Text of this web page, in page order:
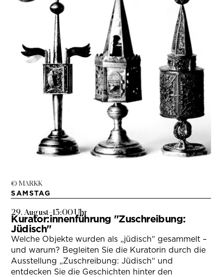
© MARKK
SAMSTAG
29. August–13:00 Uhr
Kurator:innenführung "Zuschreibung:
Jüdisch"
Welche Objekte wurden als „jüdisch“ gesammelt –
und warum? Begleiten Sie die Kuratorin durch die
Ausstellung „Zuschreibung: Jüdisch“ und
entdecken Sie die Geschichten hinter den